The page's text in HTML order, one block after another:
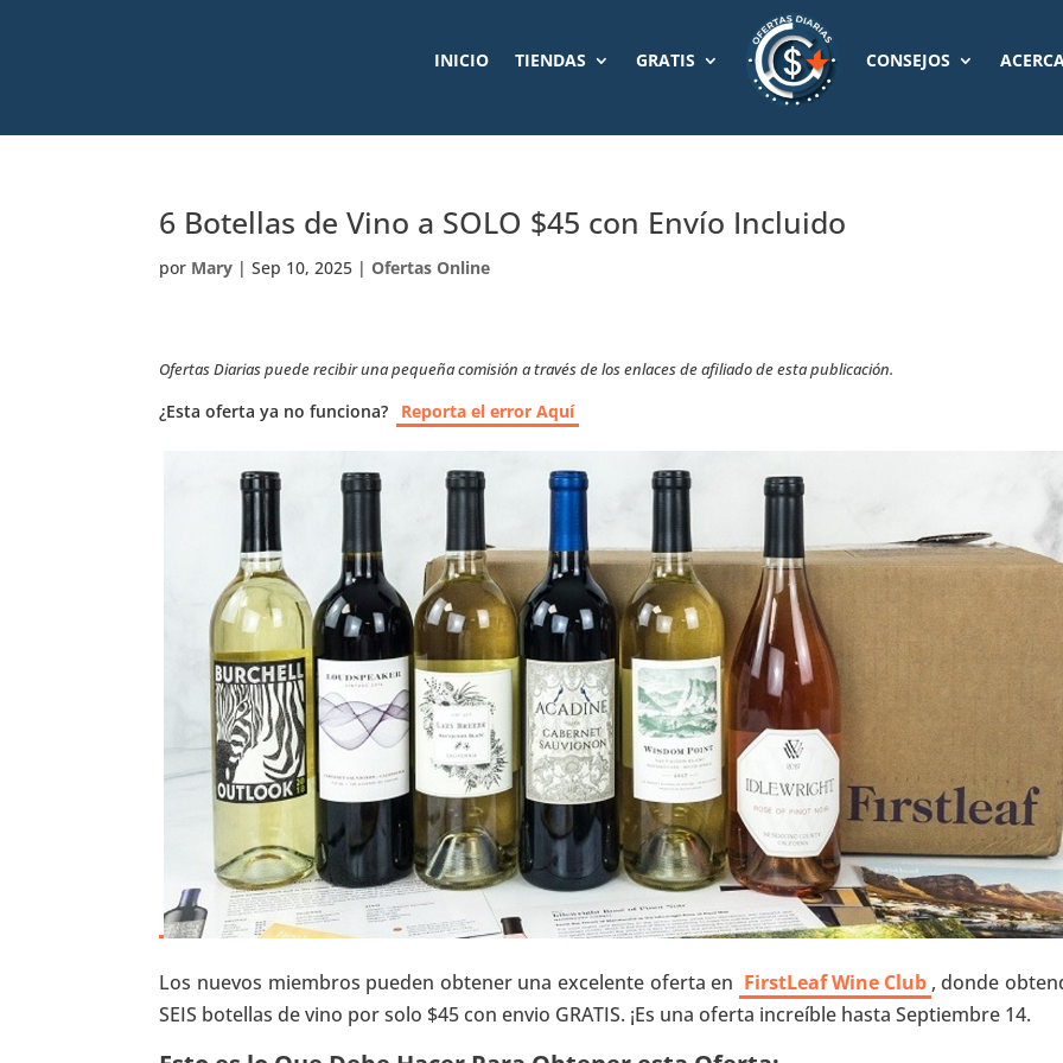
INICIO TIENDAS GRATIS CONSEJOS
6 Botellas de Vino a SOLO $45 con Envío Incluido
por Mary |Sep 10, 2025 |Ofertas Online
Ofertas Diarias puede recibir una pequeña comisión a través de los enlaces de afiliado de esta publicación.
¿Esta oferta ya no funciona? Reporta el error Aquí
Los nuevos miembros pueden obtener una excelente oferta en FirstLeaf Wine Club , donde
SEIS botellas de vino por solo $45 con envio GRATIS. ¡Es una oferta increíble hasta Septiembre 14.